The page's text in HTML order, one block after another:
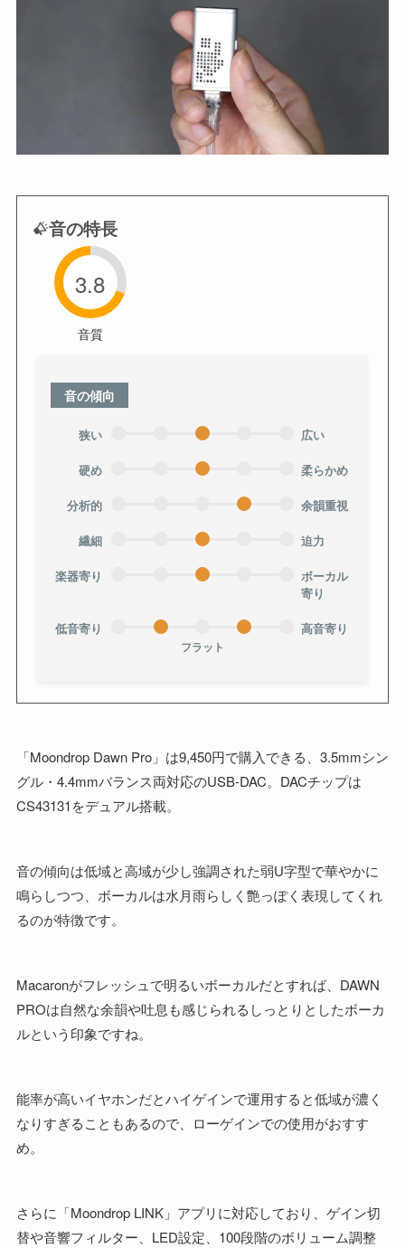
音の特長
3.8
音質
音の傾向
狭い 広い
硬め 柔らかめ
分析的 余韻重視
繊細 迫力
楽器寄り
ボーカル
寄り
低音寄り
フラット
高音寄り
「Moondrop Dawn Pro」は9,450円で購入できる、3.5mmシン
グル・4.4mmバランス両対応のUSB-DAC。DACチップは
CS43131をデュアル搭載。
音の傾向は低域と高域が少し強調された弱U字型で華やかに
鳴らしつつ、ボーカルは水月雨らしく艶っぽく表現してくれ
るのが特徴です。
Macaronがフレッシュで明るいボーカルだとすれば、DAWN
PROは自然な余韻や吐息も感じられるしっとりとしたボーカ
ルという印象ですね。
能率が高いイヤホンだとハイゲインで運用すると低域が濃く
なりすぎることもあるので、ローゲインでの使用がおすす
め。
さらに「Moondrop LINK」アプリに対応しており、ゲイン切
替や音響フィルター、LED設定、100段階のボリューム調整